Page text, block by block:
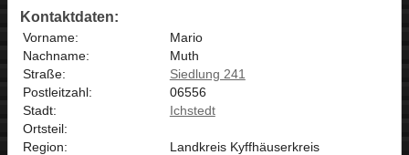
Kontaktdaten:
Vorname:
Mario
Nachname:
Muth
Straße:
Siedlung 241
Postleitzahl:
06556
Stadt:
Ichstedt
Ortsteil:
Region:
Landkreis Kyffhäuserkreis